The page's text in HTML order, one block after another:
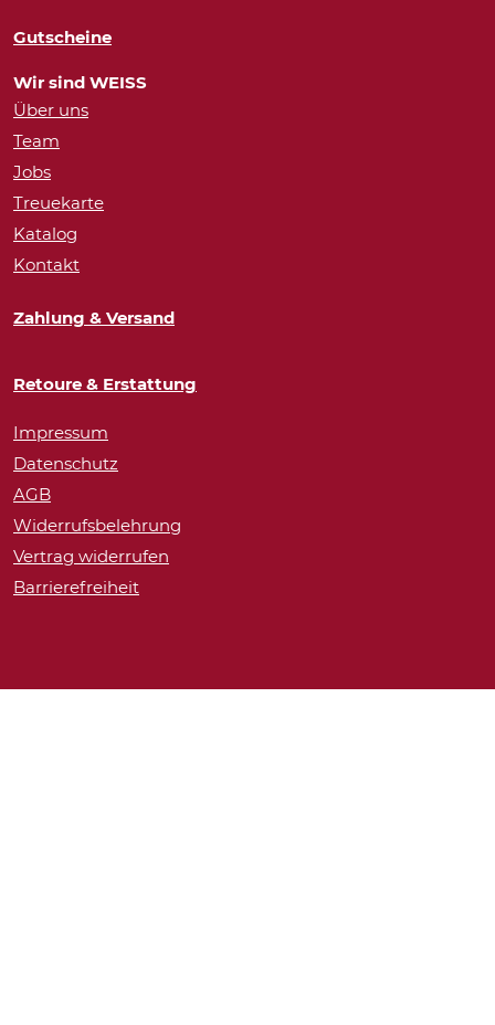
Gutscheine
Wir sind WEISS
Über uns
Team
Jobs
Treuekarte
Katalog
Kontakt
Zahlung & Versand
Retoure & Erstattung
Impressum
Datenschutz
AGB
Widerrufsbelehrung
Vertrag widerrufen
Barrierefreiheit